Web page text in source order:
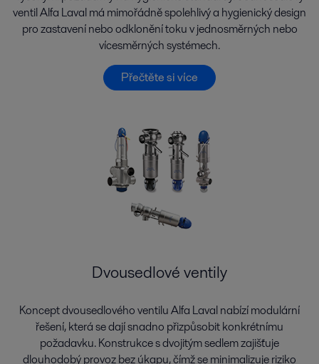
ventil Alfa Laval má mimořádně spolehlivý a hygienický design
pro zastavení nebo odklonění toku v jednosměrných nebo
vícesměrných systémech.
Přečtěte si více
Dvousedlové ventily
Koncept dvousedlového ventilu Alfa Laval nabízí modulární
řešení, která se dají snadno přizpůsobit konkrétnímu
požadavku. Konstrukce s dvojitým sedlem zajišťuje
dlouhodobý provoz bez úkapu, čímž se minimalizuje riziko